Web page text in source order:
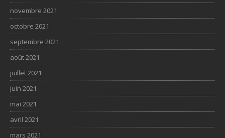
novembre 2021
octobre 2021
septembre 2021
août 2021
juillet 2021
juin 2021
mai 2021
avril 2021
mars 2021